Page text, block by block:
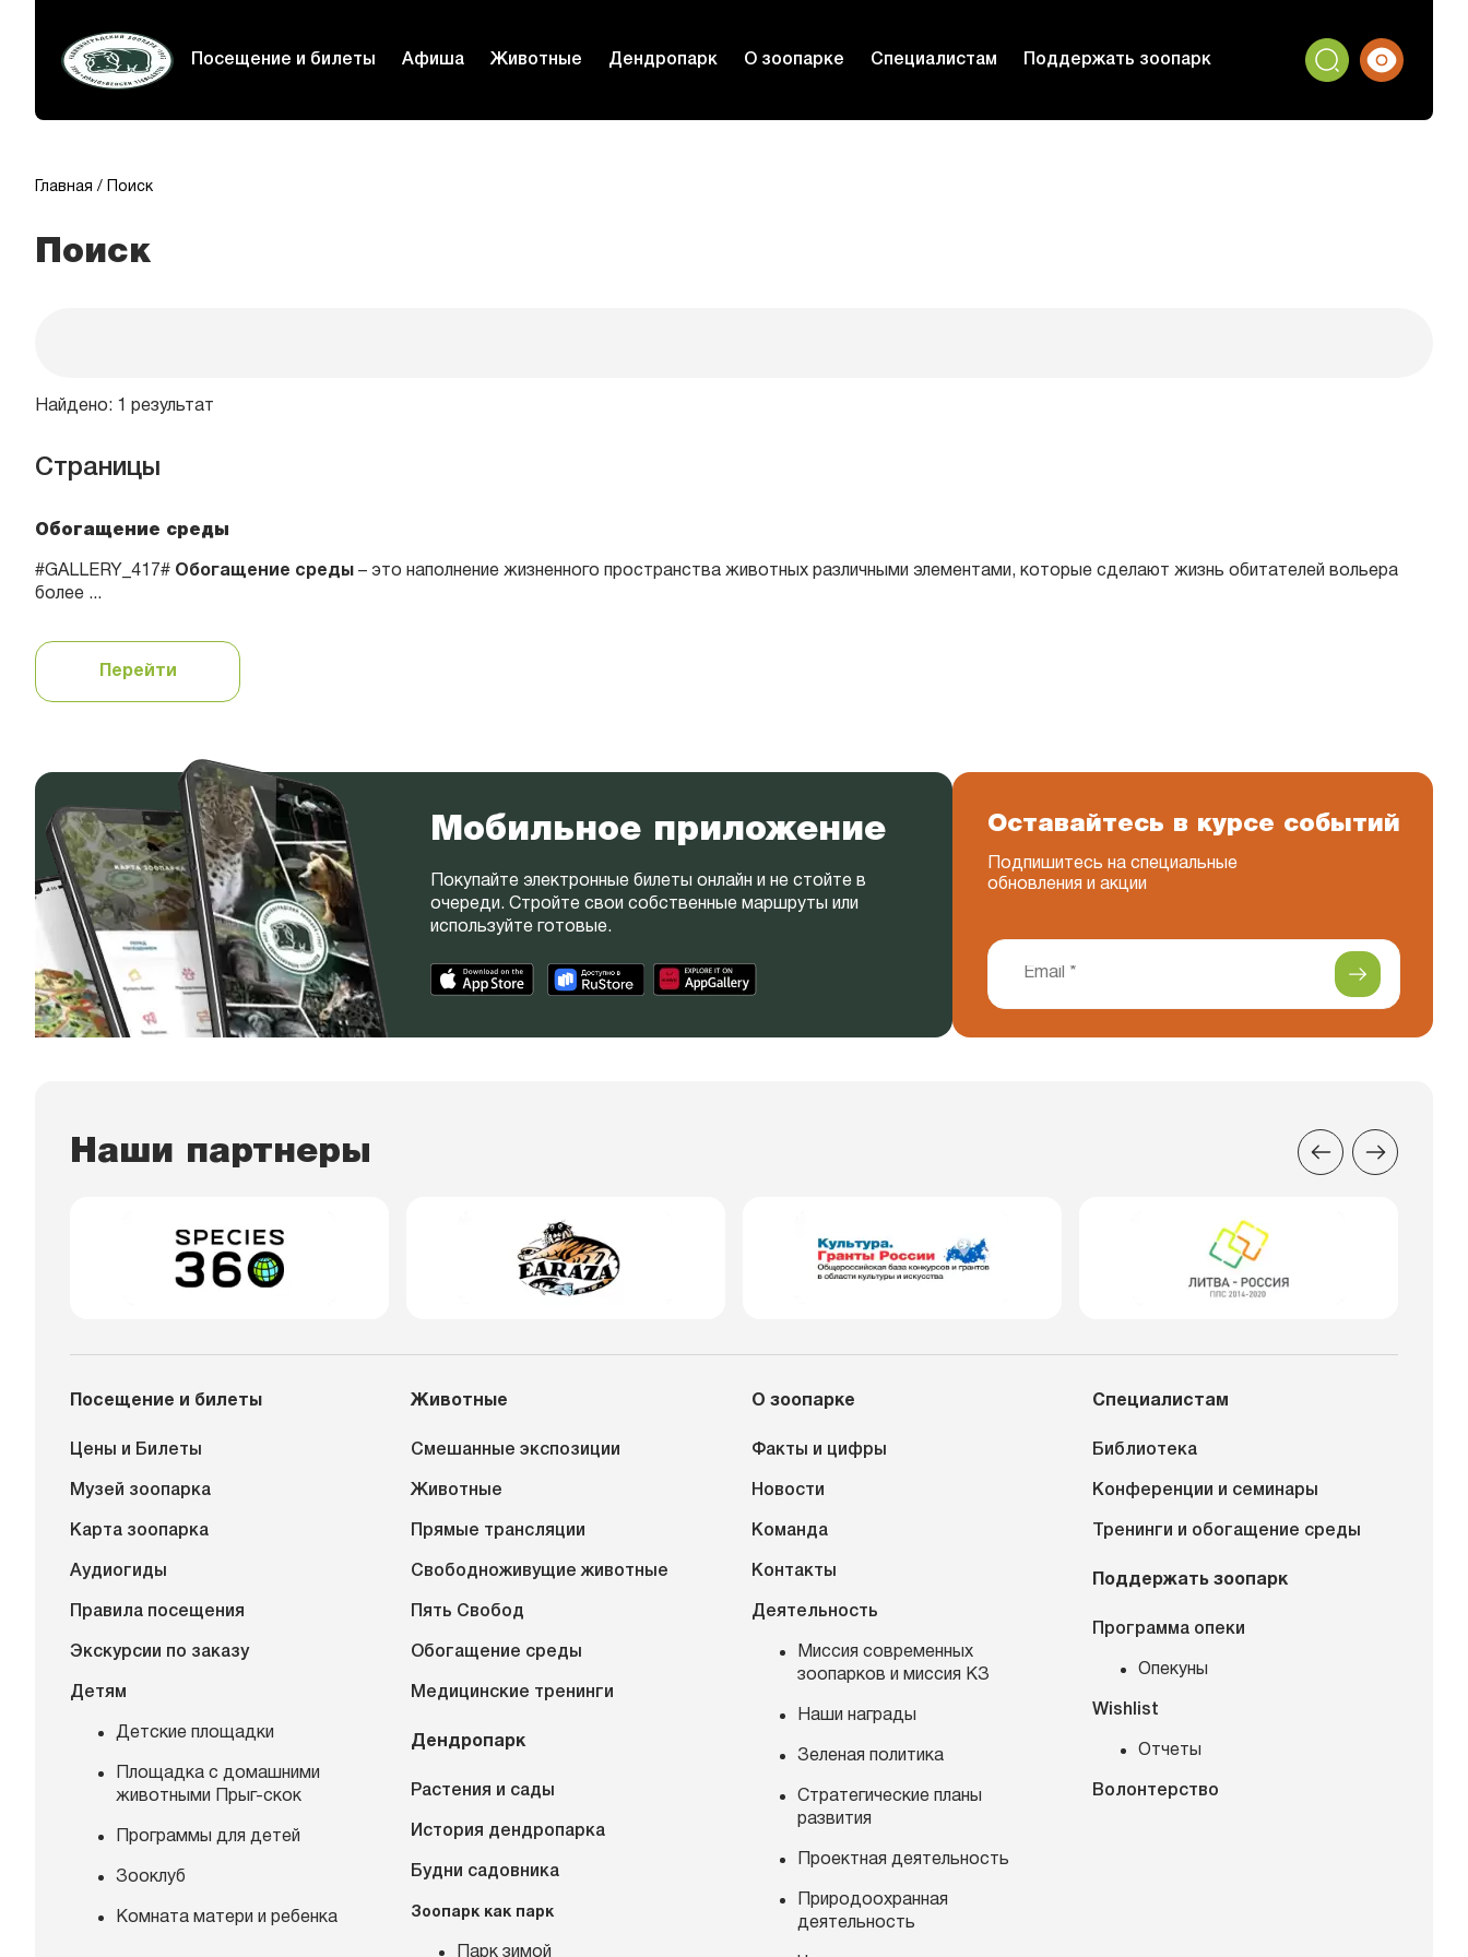
Посещение и билеты Афиша Животные Дендропарк О зоопарке Специалистам Поддержать зоопарк
Главная Поиск
Поиск
Найдено: 1 результат
Страницы
Обогащение среды
#GALLERY_417# Обогащение среды – это наполнение жизненного пространства животных различными элементами, которые сделают жизнь обитателей вольера
более ...
Перейти
Мобильное приложение
Покупайте электронные билеты онлайн и не стойте в
очереди. Стройте свои собственные маршруты или
используйте готовые.
Оставайтесь в курсе событий
Подпишитесь на специальные
обновления и акции
Наши партнеры
Посещение и билеты
Цены и Билеты
Музей зоопарка
Карта зоопарка
Аудиогиды
Правила посещения
Экскурсии по заказу
Детям
Детские площадки
Площадка с домашними
животными Прыг-скок
Программы для детей
Зооклуб
Комната матери и ребенка
Животные
Смешанные экспозиции
Животные
Прямые трансляции
Свободноживущие животные
Пять Свобод
Обогащение среды
Медицинские тренинги
Дендропарк
Растения и сады
История дендропарка
Будни садовника
Зоопарк как парк
Парк зимой
О зоопарке
Факты и цифры
Новости
Команда
Контакты
Деятельность
Миссия современных
зоопарков и миссия КЗ
Наши награды
Зеленая политика
Стратегические планы
развития
Проектная деятельность
Природоохранная
деятельность
Специалистам
Библиотека
Конференции и семинары
Тренинги и обогащение среды
Поддержать зоопарк
Программа опеки
Опекуны
Wishlist
Отчеты
Волонтерство